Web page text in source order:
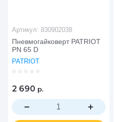
Пневмогайковерт PATRIOT
PN 65 D
PATRIOT
Артикул: 830902038
2 690 р.